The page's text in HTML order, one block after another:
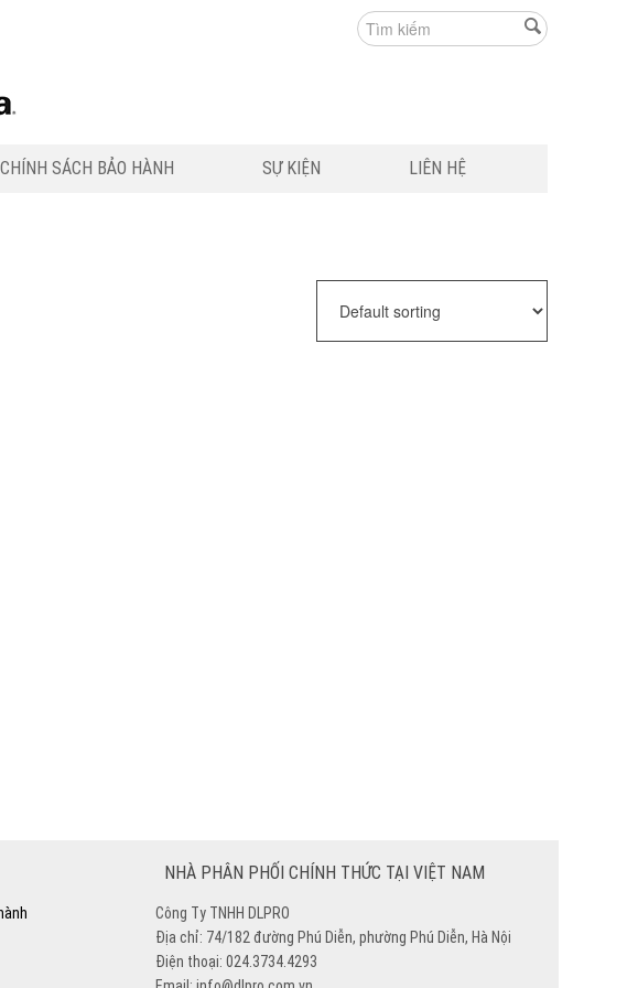
CHÍNH SÁCH BẢO HÀNH SỰ KIỆN LIÊN HỆ
NHÀ PHÂN PHỐI CHÍNH THỨC TẠI VIỆT NAM
Công Ty TNHH DLPRO
Địa chỉ: 74/182 đường Phú Diễn, phường Phú Diễn, Hà Nội
Điện thoại: 024.3734.4293